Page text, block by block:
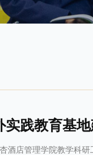
践教育基地
酒店管理学院教学科研